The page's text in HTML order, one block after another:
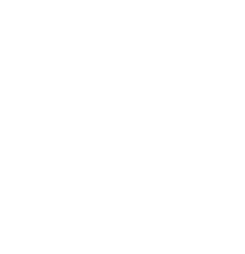
Cumplimos con los